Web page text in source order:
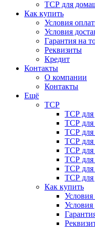
ТСР для
Как купить
Условия
Условия
Гарантия на
Реквизиты
Кредит
Контакты
О компании
Контакты
Ещё
ТСР
ТСР для
ТСР для
ТСР для
ТСР для
ТСР для
ТСР для
ТСР для
ТСР для
Как купить
Условия